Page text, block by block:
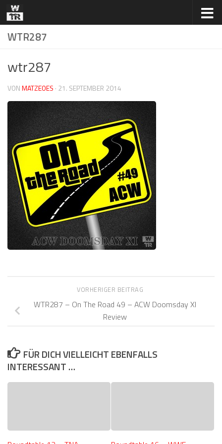
Zum Inhalt springen
WTR287
wtr287
VONMATZEOES · 21. SEPTEMBER 2014
VORHERIGER BEITRAG
WTR287 – On The Road 49 – ACW Doomsday XI
Review
FÜR DICH VIELLEICHT EBENFALLS
INTERESSANT …